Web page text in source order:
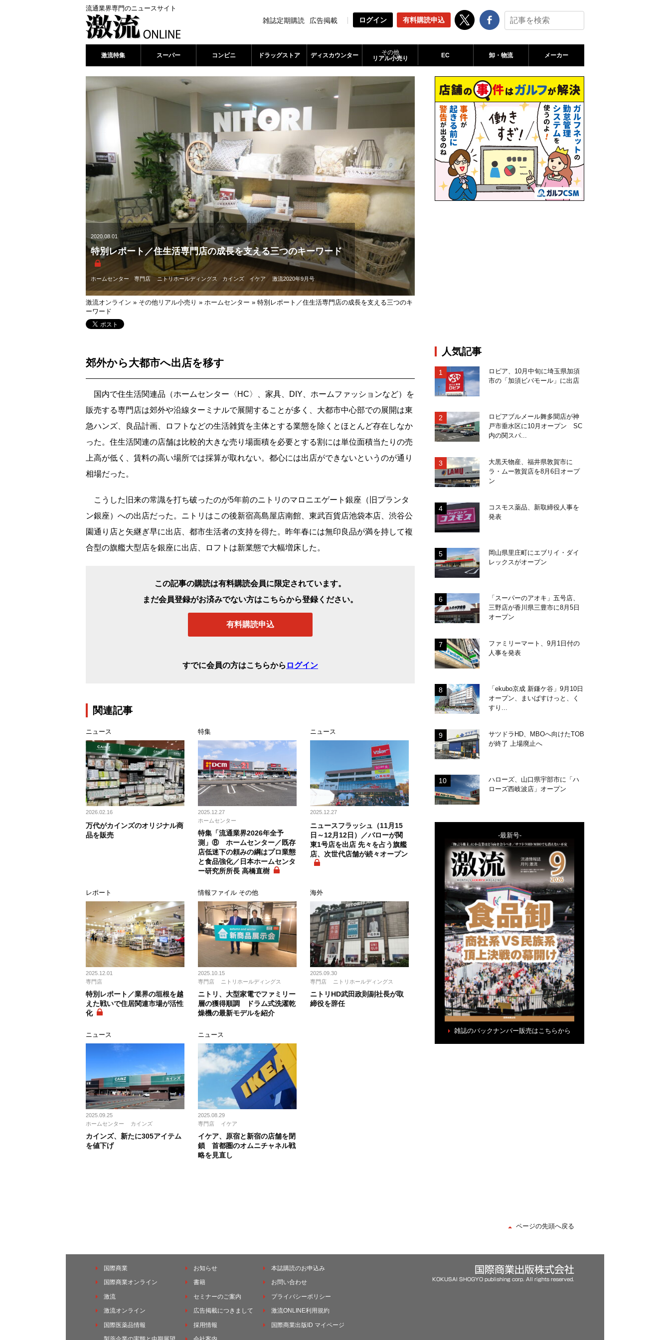
流通業界専門のニュースサイト
雑誌定期購読 広告掲載 ログイン 有料購読申込
激流特集 スーパー コンビニ ドラッグストア ディスカウンター
その他
リアル小売り
EC 卸・物流 メーカー
2020.08.01
特別レポート／住生活専門店の成長を支える三つのキーワード
ホームセンター 専門店 ニトリホールディングス カインズ イケア 激流2020年9月号
激流オンライン » その他リアル小売り » ホームセンター » 特別レポート／住生活専門店の成長を支える三つのキ
ーワード
郊外から大都市へ出店を移す
国内で住生活関連品（ホームセンター〈HC〉、家具、DIY、ホームファッションなど）を
販売する専門店は郊外や沿線ターミナルで展開することが多く、大都市中心部での展開は東
急ハンズ、良品計画、ロフトなどの生活雑貨を主体とする業態を除くとほとんど存在しなか
った。住生活関連の店舗は比較的大きな売り場面積を必要とする割には単位面積当たりの売
上高が低く、賃料の高い場所では採算が取れない。都心には出店ができないというのが通り
相場だった。
こうした旧来の常識を打ち破ったのが5年前のニトリのマロニエゲート銀座（旧プランタ
ン銀座）への出店だった。ニトリはこの後新宿高島屋店南館、東武百貨店池袋本店、渋谷公
園通り店と矢継ぎ早に出店、都市生活者の支持を得た。昨年春には無印良品が満を持して複
合型の旗艦大型店を銀座に出店、ロフトは新業態で大幅増床した。
この記事の購読は有料購読会員に限定されています。
まだ会員登録がお済みでない方はこちらから登録ください。
有料購読申込
すでに会員の方はこちらから ログイン
関連記事
ニュース
2026.02.16
万代がカインズのオリジナル商
品を販売
特集
2025.12.27
ホームセンター
特集「流通業界2026年全予
測」⑧ ホームセンター／既存
店低迷下の頼みの綱はプロ業態
と食品強化／日本ホームセンタ
ー研究所所長 高橋直樹
ニュース
2025.12.27
ニュースフラッシュ（11月15
日～12月12日）／バローが関
東1号店を出店 先々を占う旗艦
店、次世代店舗が続々オープン
レポート
2025.12.01
専門店
特別レポート／業界の垣根を越
えた戦いで住居関連市場が活性
化
情報ファイル その他
2025.10.15
専門店
ニトリホールディングス
ニトリ、大型家電でファミリー
層の獲得順調 ドラム式洗濯乾
燥機の最新モデルを紹介
海外
2025.09.30
専門店
ニトリホールディングス
ニトリHD武田政則副社長が取
締役を辞任
ニュース
2025.09.25
ホームセンター
カインズ
カインズ、新たに305アイテム
を値下げ
ニュース
2025.08.29
専門店
イケア
イケア、原宿と新宿の店舗を閉
鎖 首都圏のオムニチャネル戦
略を見直し
人気記事
ロピア、10月中旬に埼玉県加須
市の「加須ビバモール」に出店
ロピアブルメール舞多聞店が神
戸市垂水区に10月オープン SC
内の関スパ...
大黒天物産、福井県敦賀市に
ラ・ムー敦賀店を8月6日オープ
ン
コスモス薬品、新取締役人事を
発表
岡山県里庄町にエブリイ・ダイ
レックスがオープン
「スーパーのアオキ」五号店、
三野店が香川県三豊市に8月5日
オープン
ファミリーマート、9月1日付の
人事を発表
「ekubo京成 新鎌ケ谷」9月10日
オープン、まいばすけっと、く
すり...
サツドラHD、MBOへ向けたTOB
が終了 上場廃止へ
ハローズ、山口県宇部市に「ハ
ローズ西岐波店」オープン
-最新号-
雑誌のバックナンバー販売はこちらから
ページの先頭へ戻る
国際商業
国際商業オンライン
激流
激流オンライン
国際医薬品情報
お知らせ
書籍
セミナーのご案内
広告掲載につきまして
採用情報
本誌購読のお申込み
お問い合わせ
プライバシーポリシー
激流ONLINE利用規約
国際商業出版ID マイページ